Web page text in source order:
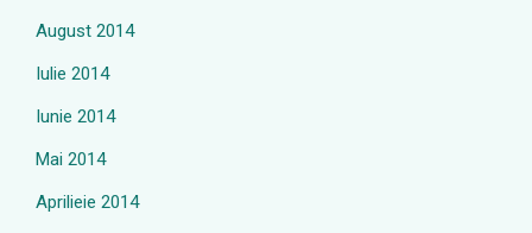
August 2014
Iulie 2014
Iunie 2014
Mai 2014
Aprilieie 2014